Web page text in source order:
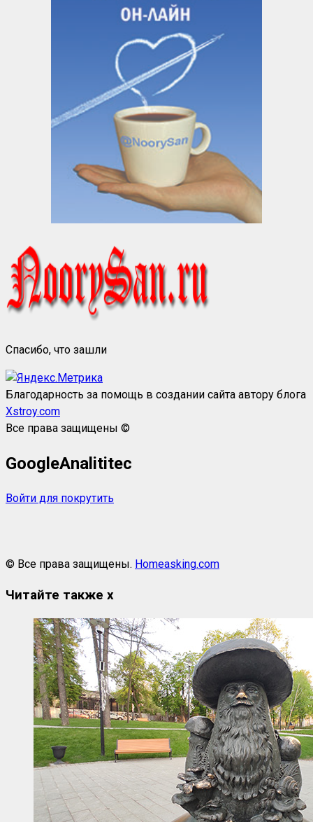
Спасибо, что зашли
Благодарность за помощь в создании сайта автору блога
Xstroy.com
Все права защищены ©
GoogleAnalititec
Войти для покрутить
© Все права защищены. Homeasking.com
Читайте также x